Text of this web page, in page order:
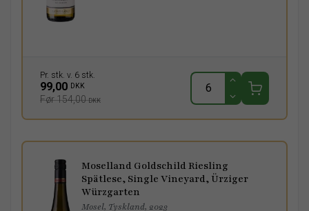
Pr. stk. v. 6 stk.
99,00 DKK
Før 154,00DKK
Moselland Goldschild Riesling
Spätlese, Single Vineyard, Ürziger
Würzgarten
Mosel, Tyskland, 2023